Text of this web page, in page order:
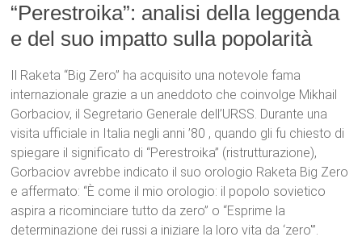
“Perestroika”: analisi della leggenda
e del suo impatto sulla popolarità
Il Raketa “Big Zero” ha acquisito una notevole fama
internazionale grazie a un aneddoto che coinvolge Mikhail
Gorbaciov, il Segretario Generale dell’URSS. Durante una
visita ufficiale in Italia negli anni ’80 , quando gli fu chiesto di
spiegare il significato di “Perestroika” (ristrutturazione),
Gorbaciov avrebbe indicato il suo orologio Raketa Big Zero
e affermato: “È come il mio orologio: il popolo sovietico
aspira a ricominciare tutto da zero” o “Esprime la
determinazione dei russi a iniziare la loro vita da ‘zero'”.